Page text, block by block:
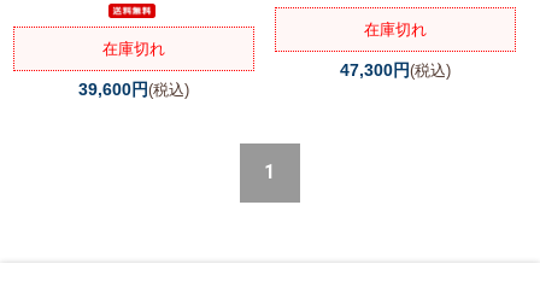
在庫切れ
39,600円(税込)
在庫切れ
47,300円(税込)
1